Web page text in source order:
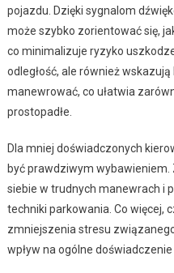
pojazdu. Dzięki sygnalom
może szybko zorientować się,
co minimalizuje ryzyko
odległość, ale również
manewrować, co ułatwia
prostopadłe.
Dla mniej doświadczonych
być prawdziwym
siebie w trudnych manewrach i
techniki parkowania. Co więcej,
zmniejszenia stresu
wpływ na ogólne doświadczenie